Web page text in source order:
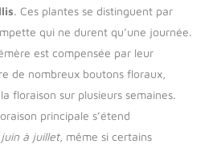
. Ces plantes se distinguent par
qui ne durent qu’une journée.
est compensée par leur
de nombreux boutons floraux,
floraison sur plusieurs semaines.
principale s’étend
juin à juillet, même si certains